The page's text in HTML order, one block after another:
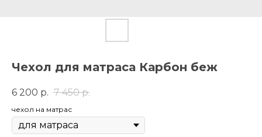
Чехол для матраса Карбон беж
6 200 р. 7 450 р.
чехол на матрас